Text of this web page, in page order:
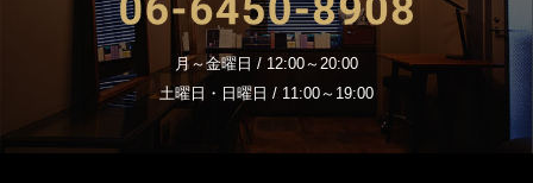
06-6450-8908
月～金曜日 / 12:00～20:00
土曜日・日曜日 / 11:00～19:00